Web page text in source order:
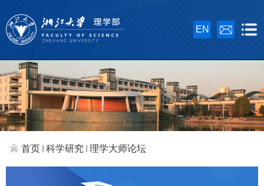
EN
首页 科学研究 理学大师论坛